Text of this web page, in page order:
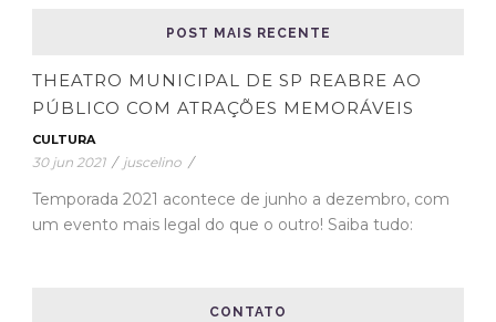
POST MAIS RECENTE
THEATRO MUNICIPAL DE SP REABRE AO
PÚBLICO COM ATRAÇÕES MEMORÁVEIS
CULTURA
30 jun 2021 / juscelino /
Temporada 2021 acontece de junho a dezembro, com
um evento mais legal do que o outro! Saiba tudo:
CONTATO